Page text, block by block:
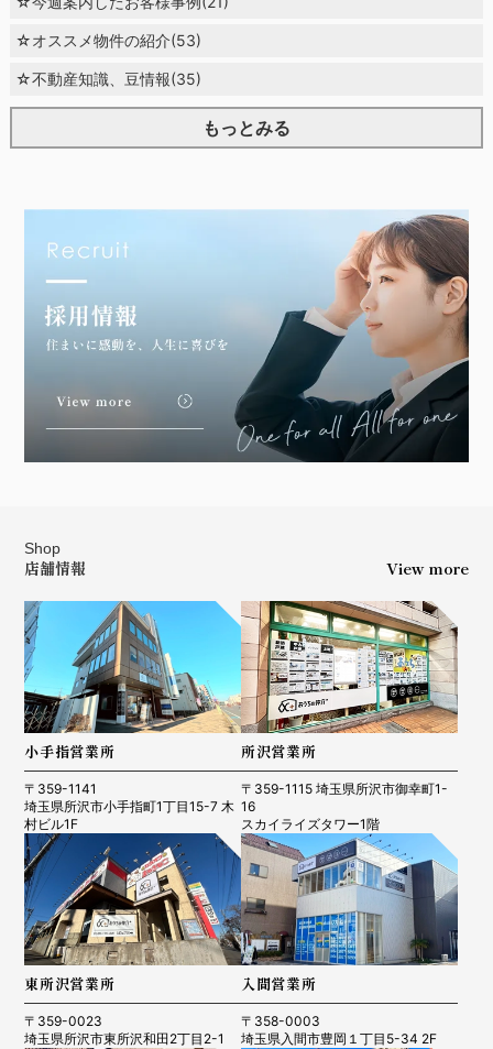
☆オススメ物件の紹介(53)
☆不動産知識、豆情報(35)
もっとみる
Shop
店舗情報 View more
小手指営業所
〒359-1141
埼玉県所沢市小手指町1丁目15-7 木
村ビル1F
所沢営業所
〒359-1115 埼玉県所沢市御幸町1-
16
スカイライズタワー1階
東所沢営業所
〒359-0023
埼玉県所沢市東所沢和田2丁目2-1
入間営業所
〒358-0003
埼玉県入間市豊岡１丁目5-34 2F